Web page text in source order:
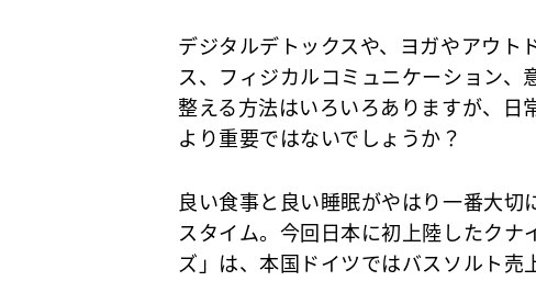
デジタルデトックスや、ヨガやアウト
ス、フィジカルコミュニケーション
整える方法はいろいろありますが、日
より重要ではないでしょうか？
良い食事と良い睡眠がやはり一番大切
スタイム。今回日本に初上陸したク
ズ」は、本国ドイツではバスソルト売